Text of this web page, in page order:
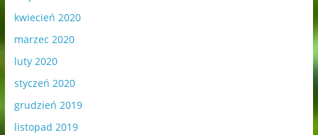
kwiecień 2020
marzec 2020
luty 2020
styczeń 2020
grudzień 2019
listopad 2019